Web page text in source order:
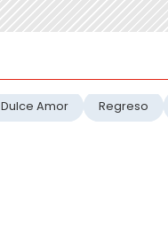
Dulce Amor Regreso